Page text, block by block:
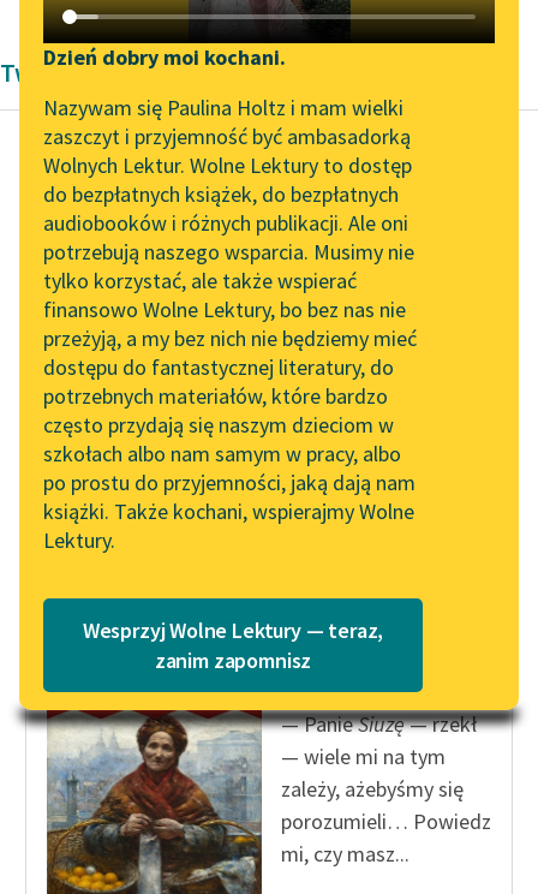
Katalog DAISY
Podkasty o książkach
Zgłoś brak utworu
Aktualności
„Prokurator Alicja Horn”
do słuchania
Byliśmy częścią AI Impact
Lab
Zapraszamy na spotkanie
online z tłumaczkami
literatury skandynawskiej
Spotkanie z Katarzyną
Tunkiel w Oslo
102. lata temu zmarł
Joseph Conrad
Lektury szkolne i klasyka
literatury do słuchania dla
uczennic i uczniów z
niepełnosprawnościami
E-kolekcja lektur
szkolnych i literatury do
słuchania dla uczennic i
uczniów z
Narzędzia
Mapa Wolnych Lektur
Leśmianator
Przewodnik dla piszących i
czytających
API
OAI-PMH
Widget Wolnych Lektur
Przypisy
Katalog w formacie PDF
Dzień dobry moi kochani.
Nazywam się Paulina Holtz i mam wielki
zaszczyt i przyjemność być ambasadorką
Wolnych Lektur. Wolne Lektury to dostęp
do bezpłatnych książek, do bezpłatnych
audiobooków i różnych publikacji. Ale oni
potrzebują naszego wsparcia. Musimy nie
tylko korzystać, ale także wspierać
finansowo Wolne Lektury, bo bez nas nie
przeżyją, a my bez nich nie będziemy mieć
dostępu do fantastycznej literatury, do
potrzebnych materiałów, które bardzo
często przydają się naszym dzieciom w
szkołach albo nam samym w pracy, albo
po prostu do przyjemności, jaką dają nam
książki. Także kochani, wspierajmy Wolne
Lektury.
Wesprzyj Wolne Lektury — teraz,
zanim zapomnisz
Twórczość Bolesław Prus
Bolesław Prus
Anielka
— Do widzenia, Meciu!
— przerwał mąż. —
Przede wszystkim
muszę załatwić
najpilniejsze interesy, a
później — pogadamy
o...
Bolesław Prus
Lalka, tom drugi
— PanieSiuzę— rzekł
— wiele mi na tym
zależy, ażebyśmy się
porozumieli… Powiedz
mi, czy masz...